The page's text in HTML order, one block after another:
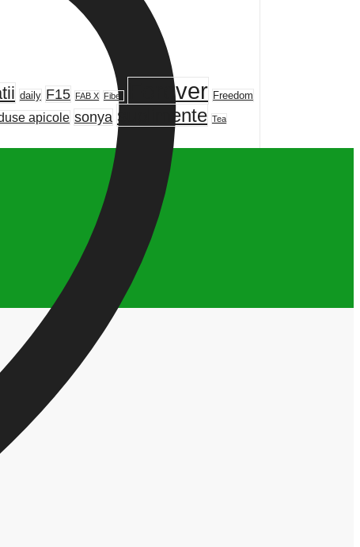
daily F15 FAB X Fiber Forever Freedom
apicole sonya suplimente Tea